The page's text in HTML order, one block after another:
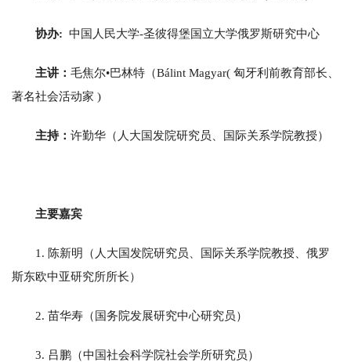
协办: 中国人民大学-圣彼得堡国立大学俄罗斯研究中心
主讲： 毛焦尔•巴林特（Bálint Magyar( 匈牙利前教育部长、
著名社会活动家 )
主持： 许勤华（人大国发院研究员、国际关系学院教授）
主要嘉宾
1. 陈新明（人大国发院研究员、国际关系学院教授、俄罗
斯东欧中亚研究所所长）
2. 苗华寿（国务院发展研究中心研究员）
3. 吕鹏（中国社会科学院社会学所研究员）